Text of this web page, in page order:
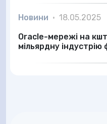
Новини • 18.05.2025
Oracle-мережі на
мільярдну